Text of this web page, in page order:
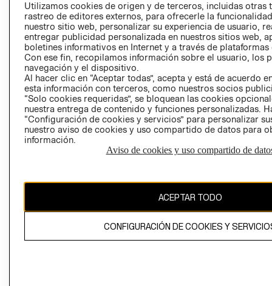
AVISO DE
PRIVACIDAD
GIFT CARD
AVISO DE
CAMBIAR REGIÓN
El contenido de esta página web está protegido por copyright y es
Utilizamos cookies de origen y de terceros, incluidas otras
rastreo de editores externos, para ofrecerle la
nuestro sitio web, personalizar su experiencia de usuario,
entregar publicidad personalizada en nuestros sitios web,
boletines informativos en Internet y a través de plataformas
Con ese fin, recopilamos información sobre el usuario, los
navegación y el dispositivo.
Al hacer clic en “Aceptar todas”, acepta y está de acuerdo
esta información con terceros, como nuestros socios
“Solo cookies requeridas”, se bloquean las cookies
nuestra entrega de contenido y funciones personalizadas.
“Configuración de cookies y servicios” para personalizar
nuestro aviso de cookies y uso compartido de datos para
información.
Aviso de cookies y uso compartido de
ACEPTAR TODO
CONFIGURACIÓN DE COOKIES Y